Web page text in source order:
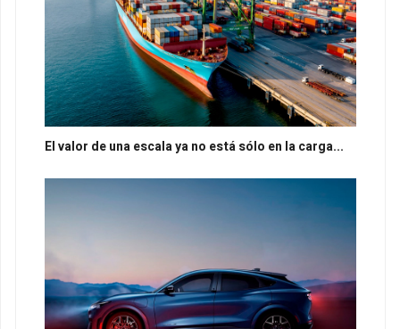
El valor de una escala ya no está sólo en la carga...